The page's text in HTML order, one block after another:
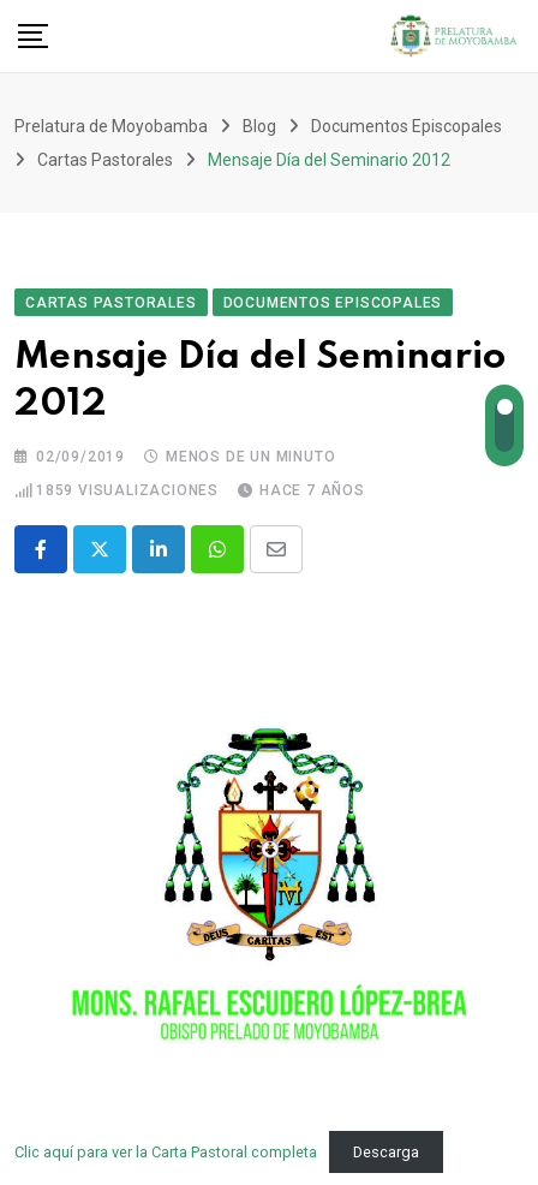
Prelatura de Moyobamba Blog
Documentos Episcopales
Cartas Pastorales
Mensaje Día del Seminario 2012
CARTAS PASTORALES DOCUMENTOS EPISCOPALES
Mensaje Día del Seminario
2012
02/09/2019
MENOS DE UN MINUTO
1859 VISUALIZACIONES HACE 7 AÑOS
Clic aquí para ver la Carta Pastoral completa Descarga